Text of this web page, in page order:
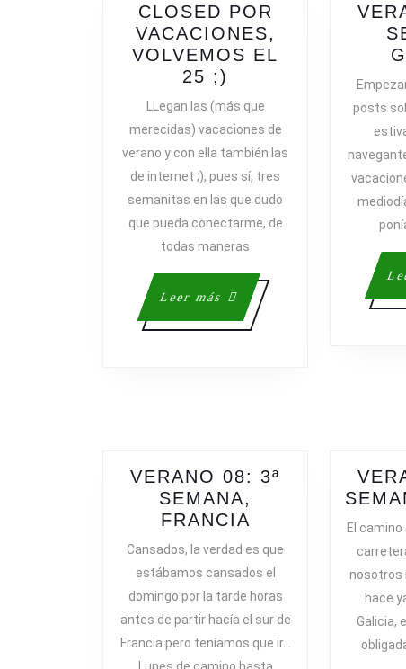
CLOSED POR
VACACIONES,
VOLVEMOS EL
25 ;)
POR
VACACIONES,
VOLVEMOS
EL
25
;)
LLegan las (más que
merecidas) vacaciones de
verano y con ella también las
de internet ;), pues sí, tres
semanitas en las que dudo
que pueda conectarme, de
todas maneras
Leer más
Leer
más
posts
VERANO 08: 3ª
SEMANA,
FRANCIA
3ª
SEMANA,
FRANCIA
Cansados, la verdad es que
estábamos cansados el
domingo por la tarde horas
antes de partir hacía el sur de
Francia pero teníamos que ir…
El
nosotros
hace
Galicia,